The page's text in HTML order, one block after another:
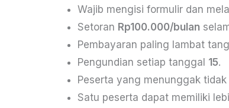
Wajib mengisi formulir dan
Setoran Rp100.000/bulan
Pembayaran paling lambat
Pengundian setiap tanggal 15.
Peserta yang menunggak
Satu peserta dapat memiliki